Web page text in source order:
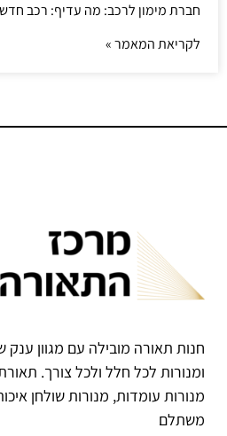
חברת מימון לרכב: מה עדיף: רכב חדש
לקריאת המאמר »
חנות תאורה מובילה עם מגוון
ומנורות לכל חלל ולכל צורך.
מנורות עומדות, מנורות שולחן
משתלם